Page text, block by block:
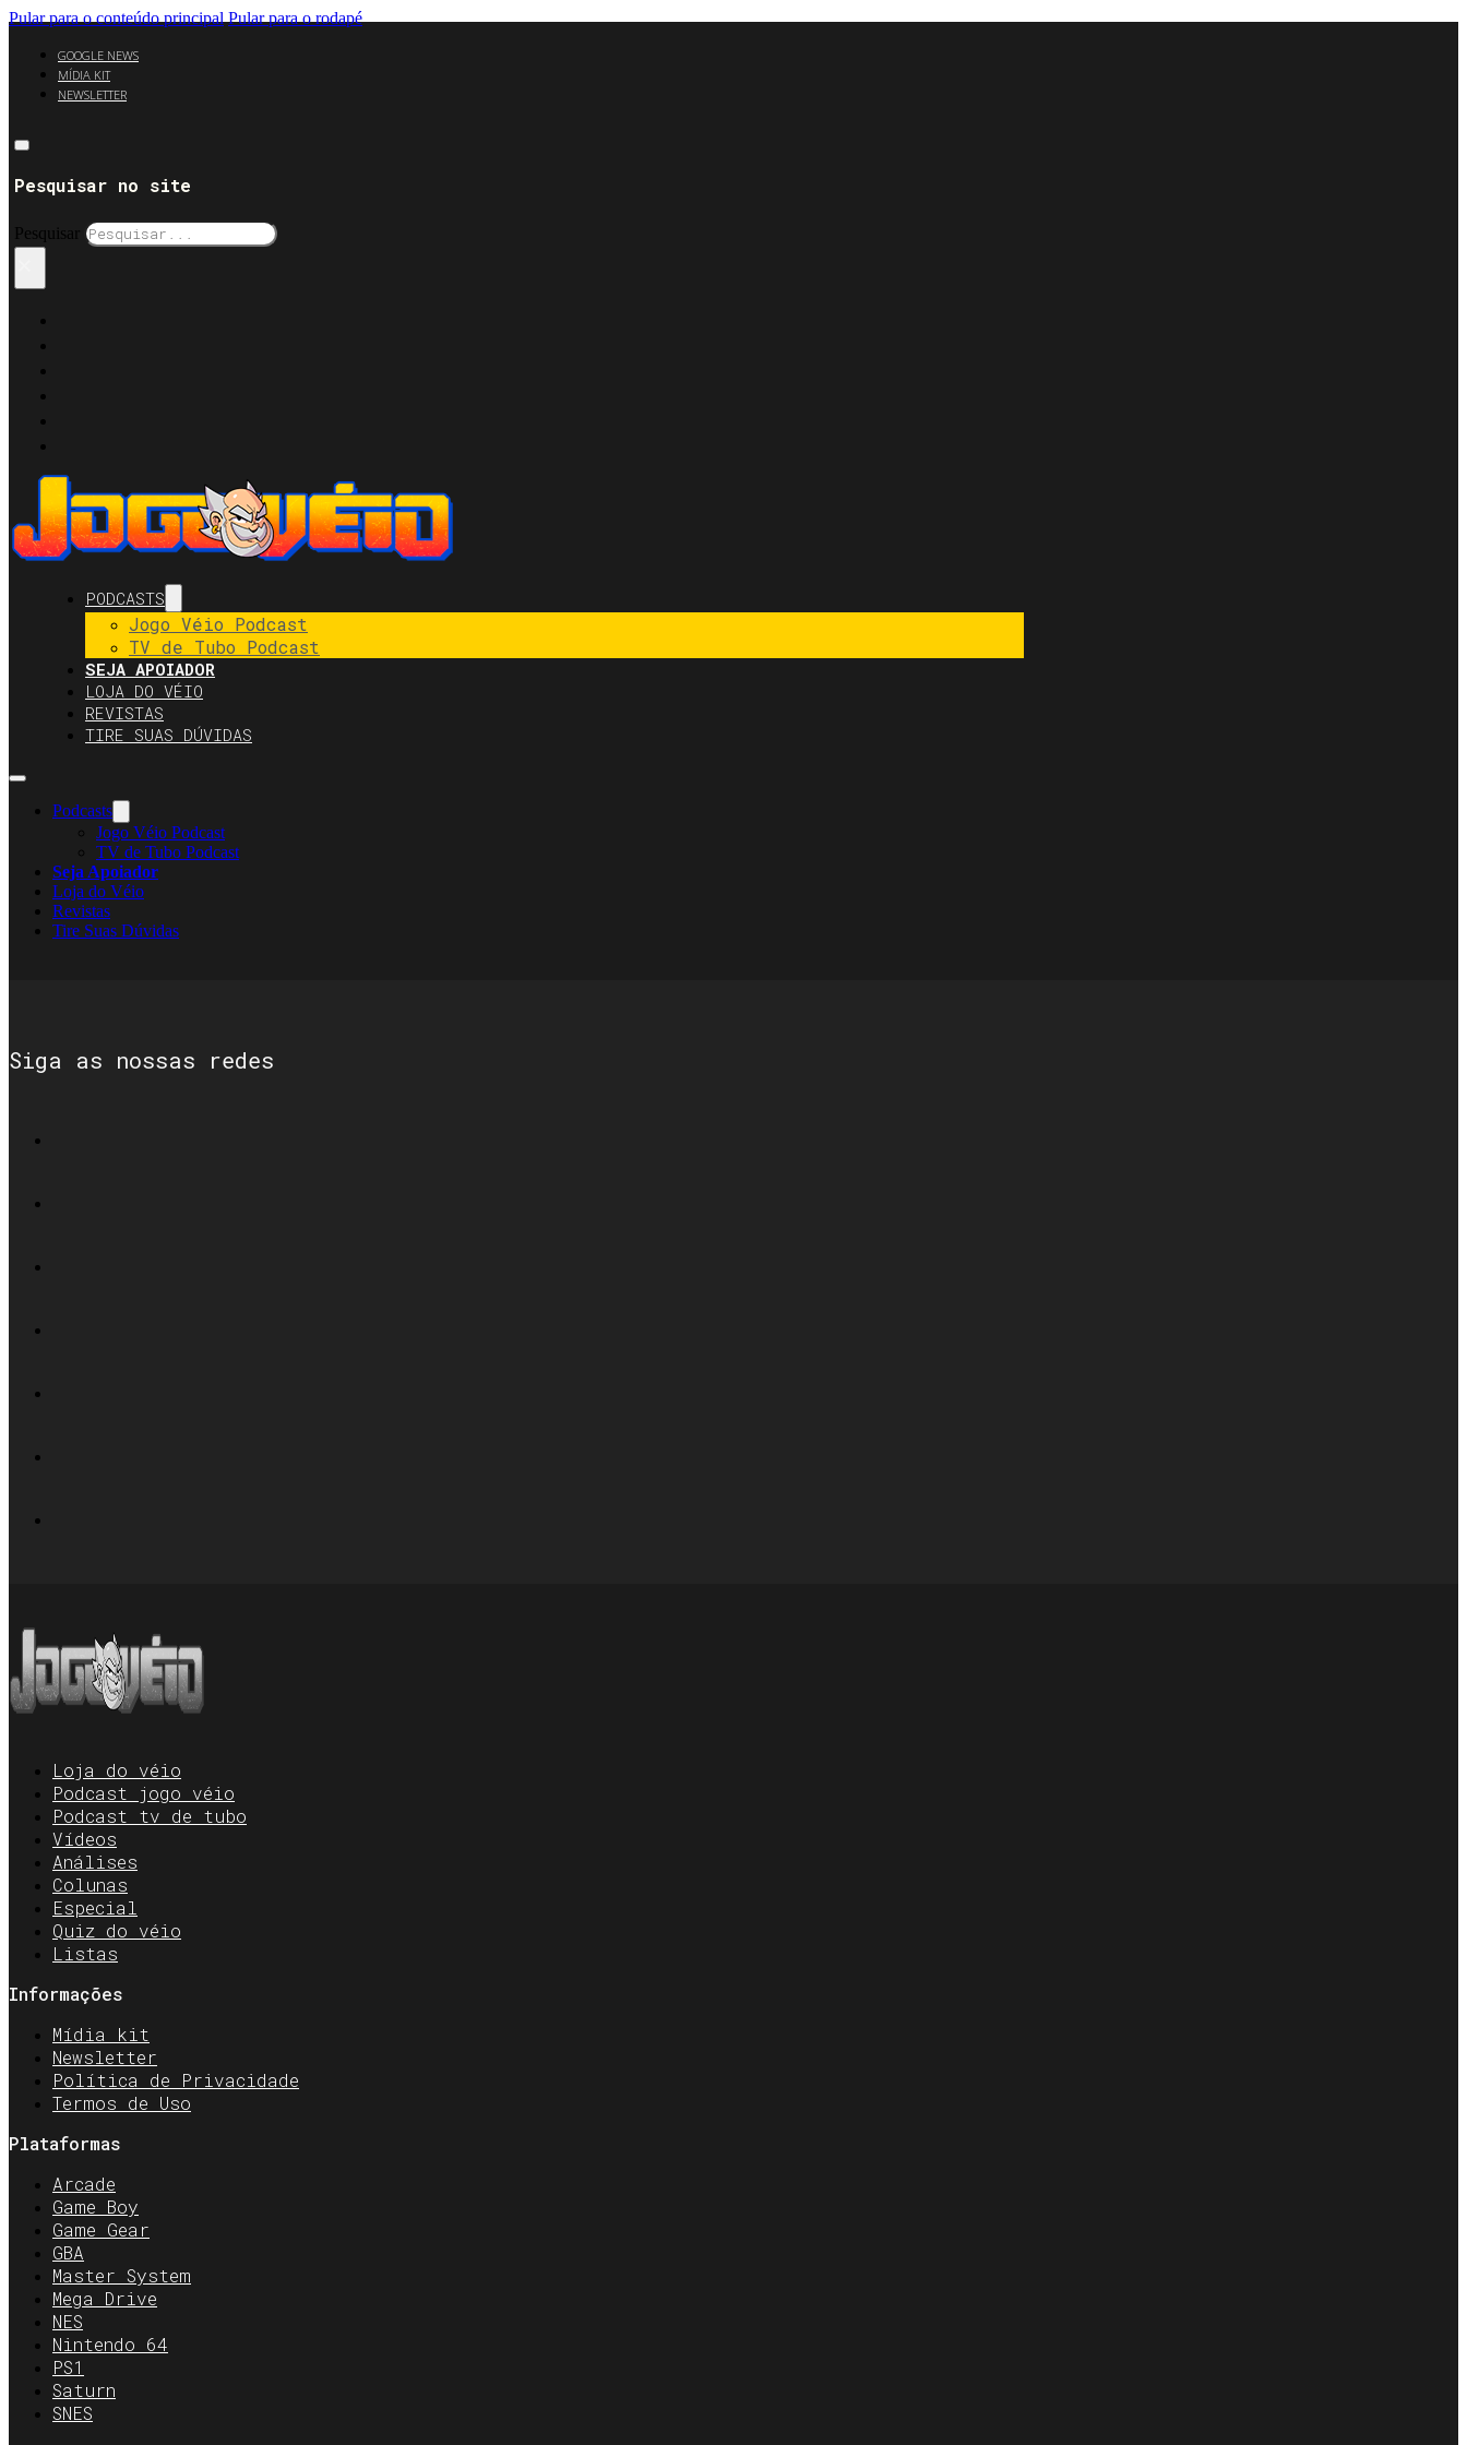
Pular para o conteúdo principal Pular para o rodapé
GOOGLE NEWS
MÍDIA KIT
NEWSLETTER
Pesquisar no site
Pesquisar
PODCASTS
Jogo Véio Podcast
TV de Tubo Podcast
SEJA APOIADOR
LOJA DO VÉIO
REVISTAS
TIRE SUAS DÚVIDAS
Podcasts
Jogo Véio Podcast
TV de Tubo Podcast
Seja Apoiador
Loja do Véio
Revistas
Tire Suas Dúvidas
Siga as nossas redes
Loja do véio
Podcast jogo véio
Podcast tv de tubo
Vídeos
Análises
Colunas
Especial
Quiz do véio
Listas
Informações
Mídia kit
Newsletter
Política de Privacidade
Termos de Uso
Plataformas
Arcade
Game Boy
Game Gear
GBA
Master System
Mega Drive
NES
Nintendo 64
PS1
Saturn
SNES